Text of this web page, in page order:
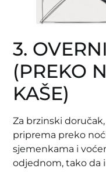
3.
(PREKO
KAŠE)
Za brzinski
priprema preko
sjemenkama i
odjednom, tako da